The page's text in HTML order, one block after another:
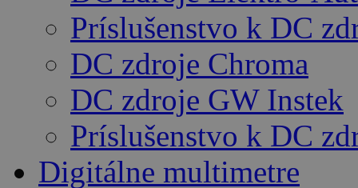
Príslušenstvo k DC
DC zdroje Chroma
DC zdroje GW Instek
Príslušenstvo k DC
Digitálne multimetre